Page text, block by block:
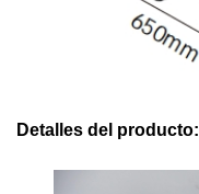
Detalles del producto: